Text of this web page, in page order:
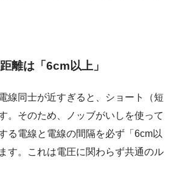
離は「6cm以上」
線同士が近すぎると、ショート（短
。そのため、ノッブがいしを使って
る電線と電線の間隔を必ず「6cm以
す。これは電圧に関わらず共通のル